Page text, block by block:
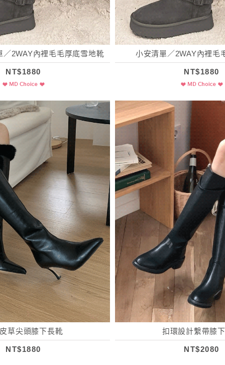
2WAY內裡毛毛厚底雪地靴
NT$1880
小安清單／2WAY內裡毛
NT$1880
草尖頭膝下長靴
NT$1880
扣環設計繫帶膝
NT$2080